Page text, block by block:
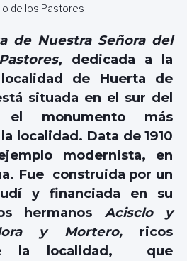
de los Pastores
de Nuestra Señora del
, dedicada a la
de Huerta de
situada en el sur del
monumento más
localidad. Data de 1910
modernista, en
Fue construida por un
y financiada en su
hermanos Acisclo y
y Mortero,ricos
la localidad, que